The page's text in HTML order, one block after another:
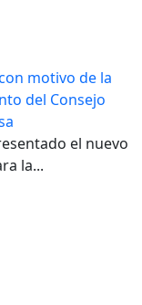
motivo de la
del Consejo
el nuevo
la...